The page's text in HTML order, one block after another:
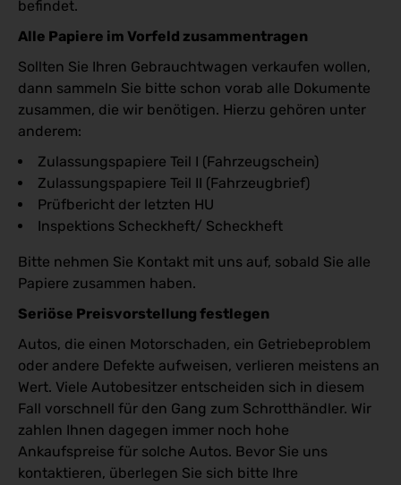
befindet.
Alle Papiere im Vorfeld zusammentragen
Sollten Sie Ihren Gebrauchtwagen verkaufen wollen,
dann sammeln Sie bitte schon vorab alle Dokumente
zusammen, die wir benötigen. Hierzu gehören unter
anderem:
Zulassungspapiere Teil I (Fahrzeugschein)
Zulassungspapiere Teil II (Fahrzeugbrief)
Prüfbericht der letzten HU
Inspektions Scheckheft/ Scheckheft
Bitte nehmen Sie Kontakt mit uns auf, sobald Sie alle
Papiere zusammen haben.
Seriöse Preisvorstellung festlegen
Autos, die einen Motorschaden, ein Getriebeproblem
oder andere Defekte aufweisen, verlieren meistens an
Wert. Viele Autobesitzer entscheiden sich in diesem
Fall vorschnell für den Gang zum Schrotthändler. Wir
zahlen Ihnen dagegen immer noch hohe
Ankaufspreise für solche Autos. Bevor Sie uns
kontaktieren, überlegen Sie sich bitte Ihre